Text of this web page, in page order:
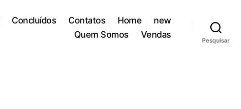
Concluídos Contatos Home
new
Quem Somos
Vendas
Pesquisar